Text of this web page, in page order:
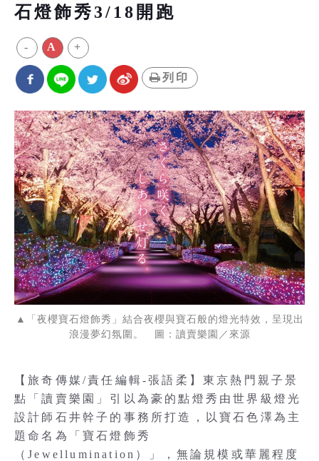
石燈飾秀3/18開跑
- A +
列印
▲「夜櫻寶石燈飾秀」結合夜櫻與寶石般的燈光特效，呈現出
浪漫夢幻氛圍。 圖：讀賣樂園／來源
【旅奇傳媒/責任編輯-張語柔】東京熱門親子景
點「讀賣樂園」引以為豪的點燈秀由世界級燈光
設計師石井幹子的事務所打造，以寶石色澤為主
題命名為「寶石燈飾秀
（Jewellumination）」，無論規模或華麗程度